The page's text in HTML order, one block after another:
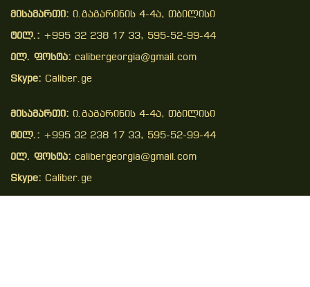
მისამართი: ი.გაგარინის 4-4ა, თბილისი
ტელ.: +995 32 238 17 33, 595-52-99-44
ელ. ფოსტა: calibergeorgia@gmail.com
Skype: Caliber.ge
მისამართი: ი.გაგარინის 4-4ა, თბილისი
ტელ.: +995 32 238 17 33, 595-52-99-44
ელ. ფოსტა: calibergeorgia@gmail.com
Skype: Caliber.ge